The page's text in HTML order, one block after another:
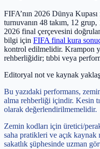
FIFA’nın 2026 Dünya
turnuvanın 48 takım, 12
2026 final çerçevesini
bilgi için FIFA final kura
kontrol edilmelidir. Krampon
rehberliğidir; tıbbi veya
Editoryal not ve kaynak
Bu yazıdaki performans,
alma rehberliği içindir. Kesin
olarak değerlendirilmemelidir.
Zemin kodları için üretici/
saha pratikleri ve açık
sakatlık şüphesinde uzman